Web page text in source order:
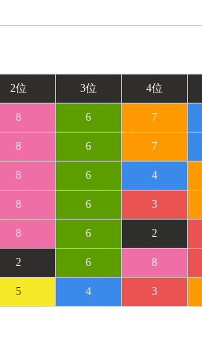
2位 3位 4位
8 6 7
8 6 7
8 6 4
8 6 3
8 6 2
2 6 8
5 4 3